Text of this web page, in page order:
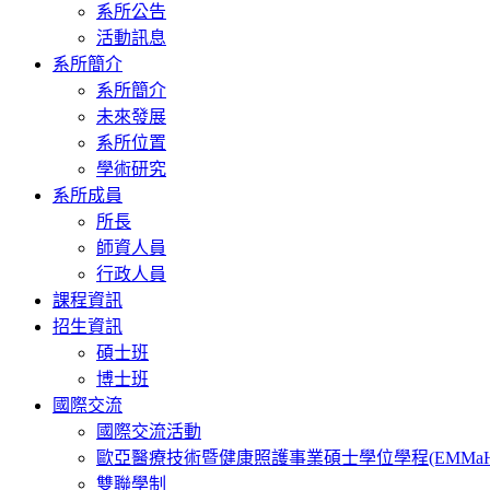
系所公告
活動訊息
系所簡介
系所簡介
未來發展
系所位置
學術研究
系所成員
所長
師資人員
行政人員
課程資訊
招生資訊
碩士班
博士班
國際交流
國際交流活動
歐亞醫療技術暨健康照護事業碩士學位學程
雙聯學制